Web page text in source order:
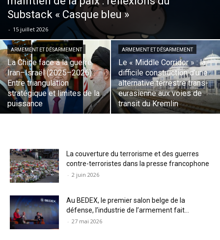
Substack « Casque bleu »
- 15 juillet 2026
ARMEMENT ET DÉSARMEMENT
La Chine face à la guerre
Iran–Israël (2025–2026) :
Entre triangulation
stratégique et limites de la
puissance
ARMEMENT ET DÉSARMEMENT
Le « Middle Corridor » : la
difficile construction d’une
alternative terrestre trans-
eurasienne aux voies de
transit du Kremlin
La couverture du terrorisme et des guerres
contre-terroristes dans la presse francophone
- 2 juin 2026
Au BEDEX, le premier salon belge de la
défense, l’industrie de l’armement fait...
- 27 mai 2026